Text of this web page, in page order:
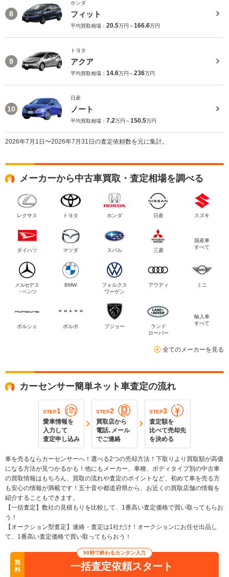
8
ホンダ
フィット
平均買取相場： 20.5万円～166.6万円
9
トヨタ
アクア
平均買取相場： 14.6万円～236万円
10
日産
ノート
平均買取相場： 7.2万円～150.5万円
2026年7月1日〜2026年7月31日の査定依頼数を元に集計。
メーカーから中古車買取・査定相場を調べる
レクサス トヨタ ホンダ 日産 スズキ
ダイハツ マツダ スバル 三菱
国産車
すべて
メルセデス
・ベンツ
BMW
フォルクス
ワーゲン
アウディ ミニ
ポルシェ ボルボ プジョー
ランド
ローバー
輸入車
すべて
全てのメーカーを見る
カーセンサー簡単ネット車査定の流れ
STEP1
愛車情報を
入力して
査定申し込み
STEP2
買取店から
電話､メール
でご連絡
STEP3
査定額を
比べて売却先
を決める
車を売るならカーセンサーへ！選べる2つの売却方法！下取りより買取額が高価
になる方法が見つかるかも！他にもメーカー、車種、ボディタイプ別の中古車
の買取情報はもちろん、買取の流れや査定のポイントなど、初めて車を売る方
も安心の情報が満載です！五十音や都道府県から、お近くの買取店舗の情報を
紹介することもできます。
【一括査定】数社の見積もりを比較して、1番高い査定価格で買い取ってもらお
う！
【オークション型査定】連絡・査定は1社だけ！オークションにお任せ出品し
て、1番高い査定価格で買い取ってもらおう！
無
料
90秒で終わるカンタン入力
一括査定依頼スタート